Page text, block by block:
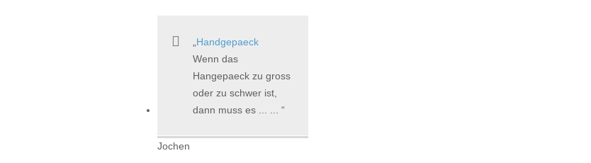
Handgepaeck
Wenn das
Hangepaeck zu gross
oder zu schwer ist,
dann muss es ... ...
Jochen